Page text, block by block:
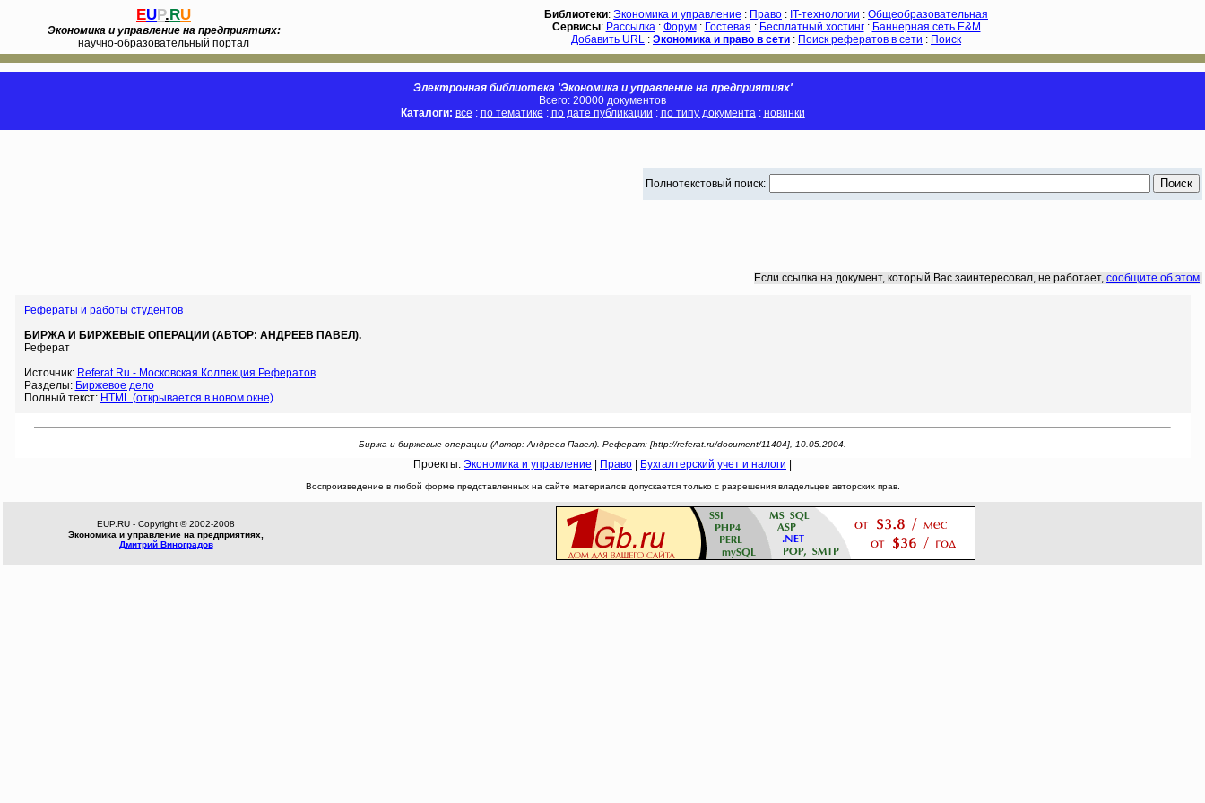
EUP.RU
Экономика и управление на предприятиях:
научно-образовательный портал
Библиотеки: Экономика и управление : Право : IT-технологии : Общеобразовательная
Сервисы: Рассылка: Форум: Гостевая : Бесплатный хостинг: Баннерная сеть E&M
Добавить URL : Экономика и право в сети : Поиск рефератов в сети : Поиск
Электронная библиотека 'Экономика и управление на предприятиях'
Всего: 20000 документов
Каталоги: все : по тематике : по дате публикации : по типу документа: новинки
Полнотекстовый поиск:
Если ссылка на документ, который Вас заинтересовал, не работает, сообщите об этом.
Рефераты и работы студентов
БИРЖА И БИРЖЕВЫЕ ОПЕРАЦИИ (АВТОР: АНДРЕЕВ ПАВЕЛ).
Реферат
Источник: Referat.Ru - Московская Коллекция Рефератов
Разделы: Биржевое дело
Полный текст: HTML (открывается в новом окне)
Биржа и биржевые операции (Автор: Андреев Павел). Реферат: [http://referat.ru/document/11404], 10.05.2004.
Проекты: Экономика и управление Право Бухгалтерский учет и налоги
Воспроизведение в любой форме представленных на сайте материалов допускается только с разрешения владельцев авторских прав.
EUP.RU - Copyright © 2002-2008
Экономика и управление на предприятиях,
Дмитрий Виноградов